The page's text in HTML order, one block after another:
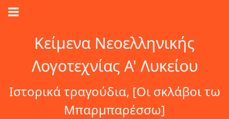
Κείμενα Νεοελληνικής
Λογοτεχνίας Α' Λυκείου
Ιστορικά τραγούδια, [Οι σκλάβοι τω
Μπαρμπαρέσσω]